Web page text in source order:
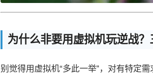
为什么非要用虚拟机玩逆战
别觉得用虚拟机“多此一举”，对有特定